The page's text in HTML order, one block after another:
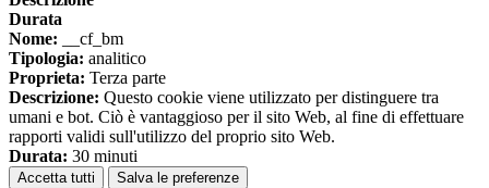
Durata
Nome: __cf_bm
Tipologia: analitico
Proprieta: Terza parte
Descrizione: Questo cookie viene utilizzato per distinguere tra
umani e bot. Ciò è vantaggioso per il sito Web, al fine di effettuare
rapporti validi sull'utilizzo del proprio sito Web.
Durata: 30 minuti
Accetta tutti Salva le preferenze